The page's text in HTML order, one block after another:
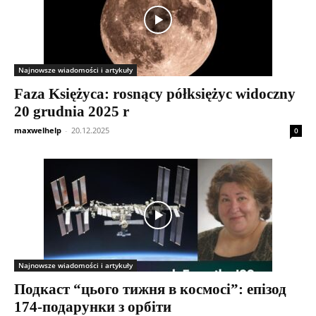
Najnowsze wiadomości i artykuły
Faza Księżyca: rosnący półksiężyc widoczny
20 grudnia 2025 r
maxwelhelp - 20.12.2025 0
Najnowsze wiadomości i artykuły
Подкаст “цього тижня в космосі”: епізод
174-подарунки з орбіти